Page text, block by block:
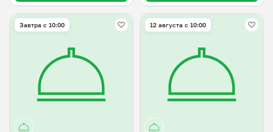
Завтра c 10:00 12 августа с 10:00